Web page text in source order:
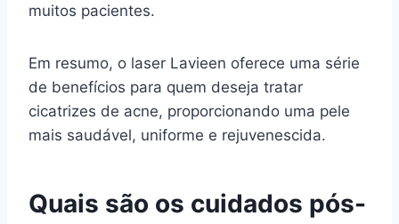
muitos pacientes.
Em resumo, o laser Lavieen oferece uma série
de benefícios para quem deseja tratar
cicatrizes de acne, proporcionando uma pele
mais saudável, uniforme e rejuvenescida.
Quais são os cuidados pós-